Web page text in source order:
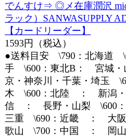
でんすけ⇒ ◎メ在庫潤沢
ラック）SANWASUPPLY
【カードリーダー】
1593円（税込）
●送料目安 \790：北海道
手 \600：東北B： 宮城
京・神奈川・千葉・埼玉
木 \600：北陸 ： 新潟・
信 ： 長野・山梨 \600：
三重 \690：近畿 ： 大阪
歌山 \700：中国 ： 岡山